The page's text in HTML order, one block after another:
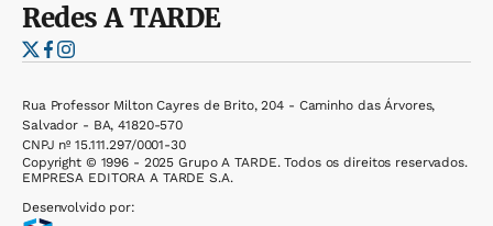
RedesA TARDE
Rua Professor Milton Cayres de Brito, 204 - Caminho das Árvores,
Salvador - BA, 41820-570
CNPJ nº 15.111.297/0001-30
Copyright © 1996 - 2025 Grupo A TARDE. Todos os direitos reservados.
EMPRESA EDITORA A TARDE S.A.
Desenvolvido por: